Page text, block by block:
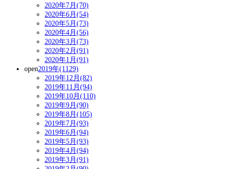
2020年7月(70)
2020年6月(54)
2020年5月(73)
2020年4月(56)
2020年3月(73)
2020年2月(91)
2020年1月(91)
open2019年(1129)
2019年12月(82)
2019年11月(94)
2019年10月(110)
2019年9月(90)
2019年8月(105)
2019年7月(93)
2019年6月(94)
2019年5月(93)
2019年4月(94)
2019年3月(91)